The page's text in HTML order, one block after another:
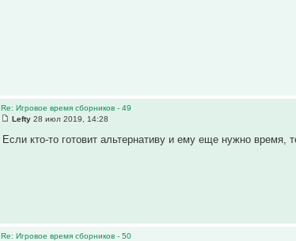
Re: Игровое время сборников - 49
Lefty 28 июл 2019, 14:28
Если кто-то готовит альтернативу и ему еще нужно время,
Re: Игровое время сборников - 50